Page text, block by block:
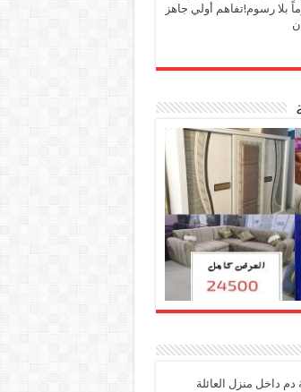
يوماً بلا رسوم!تفاهم أولي جاهز
دم داخل منزل العائلة